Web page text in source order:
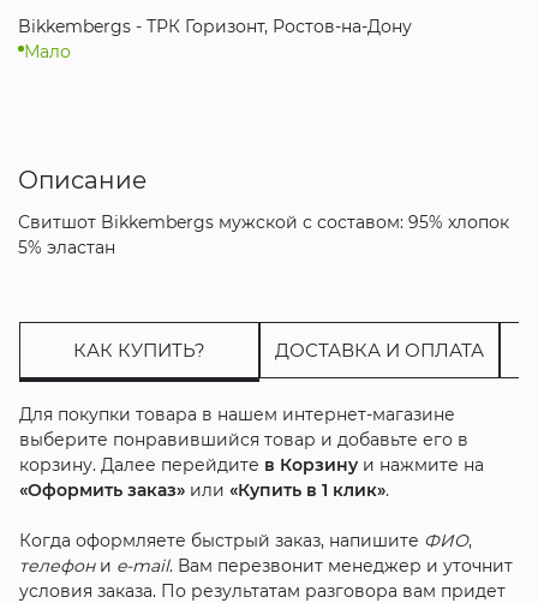
Bikkembergs - ТРК Горизонт, Ростов-на-Дону
Мало
Описание
Свитшот Bikkembergs мужской с составом: 95% хлопок
5% эластан
КАК КУПИТЬ? ДОСТАВКА И ОПЛАТА
Для покупки товара в нашем интернет-магазине
выберите понравившийся товар и добавьте его в
корзину. Далее перейдите в Корзинуи нажмите на
«Оформить заказ»или «Купить в 1 клик».
Когда оформляете быстрый заказ, напишите ФИО,
телефони e-mail. Вам перезвонит менеджер и уточнит
условия заказа. По результатам разговора вам придет